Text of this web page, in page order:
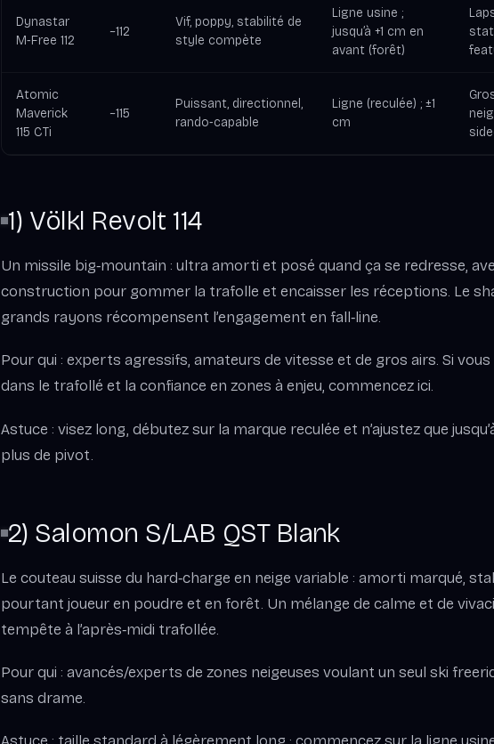
Dynastar
M‑Free 112
~112
Vif, poppy, stabilité de
style compète
Ligne usine ;
jusqu’à +1 cm en
avant (forêt)
Atomic
Maverick
115 CTi
~115
Puissant, directionnel,
rando‑capable
Ligne (reculée) ; ±1
cm
1) Völkl Revolt 114
Un missile big‑mountain : ultra amorti et posé quand ça se redresse,
construction pour gommer la trafolle et encaisser les réceptions. Le
grands rayons récompensent l’engagement en fall‑line.
Pour qui : experts agressifs, amateurs de vitesse et de gros airs. Si
dans le trafollé et la confiance en zones à enjeu, commencez ici.
Astuce : visez long, débutez sur la marque reculée et n’ajustez que
plus de pivot.
2) Salomon S/LAB QST Blank
Le couteau suisse du hard‑charge en neige variable : amorti marqué,
pourtant joueur en poudre et en forêt. Un mélange de calme et de
tempête à l’après‑midi trafollée.
Pour qui : avancés/experts de zones neigeuses voulant un seul ski
sans drame.